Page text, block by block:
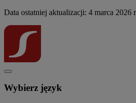
Data ostatniej aktualizacji: 4 marca 2026
Wybierz język